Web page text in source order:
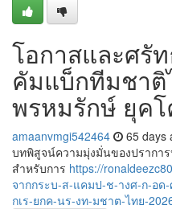
โอกาสและศรั
คัมแบ็กทีมชาติ
พรหมรักษ์ ยุค
amaanvmgi542464 65 days
บทพิสูจน์ความมุ่งมั่นของปรากา
สำหรับการ https://
จากกระบ-ส-แคมป-ช-างศ-ก-อด
กเร-ยกค-นร-งท-มชาต-ไทย-